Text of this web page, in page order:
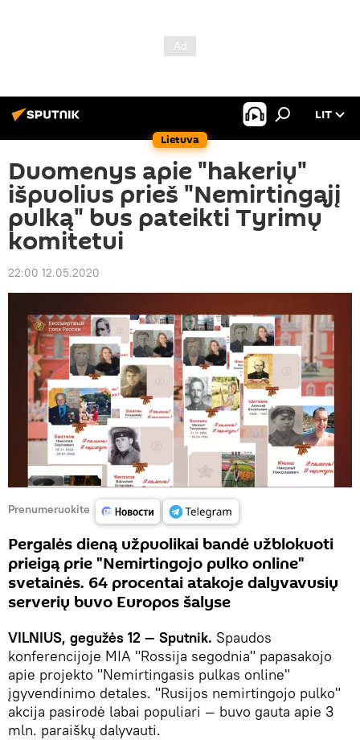
Lietuva
LIT
Duomenys apie "hakerių"
išpuolius prieš "Nemirtingąjį
pulką" bus pateikti Tyrimų
komitetui
22:00 12.05.2020
Prenumeruokite
Pergalės dieną užpuolikai bandė užblokuoti
prieigą prie "Nemirtingojo pulko online"
svetainės. 64 procentai atakoje dalyvavusių
serverių buvo Europos šalyse
VILNIUS, gegužės 12 — Sputnik. Spaudos
konferencijoje MIA "Rossija segodnia" papasakojo
apie projekto "Nemirtingasis pulkas online"
įgyvendinimo detales. "Rusijos nemirtingojo pulko"
akcija pasirodė labai populiari — buvo gauta apie 3
mln. paraiškų dalyvauti.